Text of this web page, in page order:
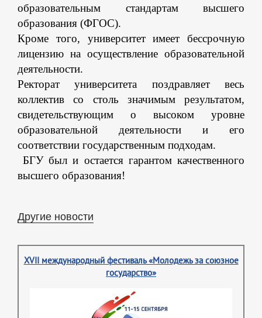
образовательным стандартам высшего
образования (ФГОС).
Кроме того, университет имеет бессрочную
лицензию на осуществление образовательной
деятельности.
Ректорат университета поздравляет весь
коллектив со столь значимым результатом,
свидетельствующим о высоком уровне
образовательной деятельности и его
соответствии государственным подходам.
БГУ был и остается гарантом качественного
высшего образования!
Другие новости
XVII международный фестиваль «Молодежь за союзное
государство»